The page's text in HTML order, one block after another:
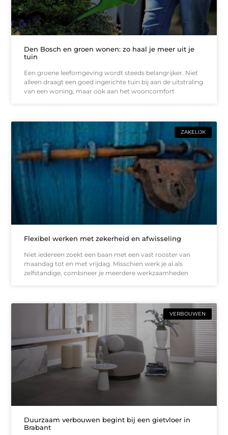
Den Bosch en groen wonen: zo haal je meer uit je
tuin
Een groene leefomgeving wordt steeds belangrijker. Niet
alleen draagt een goed ingerichte tuin bij aan de uitstraling
van een woning, maar ook aan het wooncomfort
ZAKELIJK
Flexibel werken met zekerheid en afwisseling
Niet iedereen zoekt een baan met een vast rooster van
maandag tot en met vrijdag. Misschien werk je al als
zelfstandige, combineer je meerdere werkzaamheden
VERBOUWEN
Duurzaam verbouwen begint bij een gietvloer in
Brabant